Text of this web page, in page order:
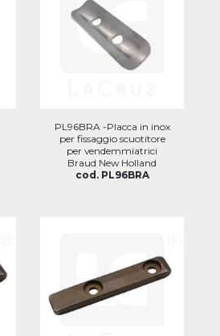
PL96BRA -Placca in inox
per fissaggio scuotitore
per vendemmiatrici
Braud New Holland
cod. PL96BRA